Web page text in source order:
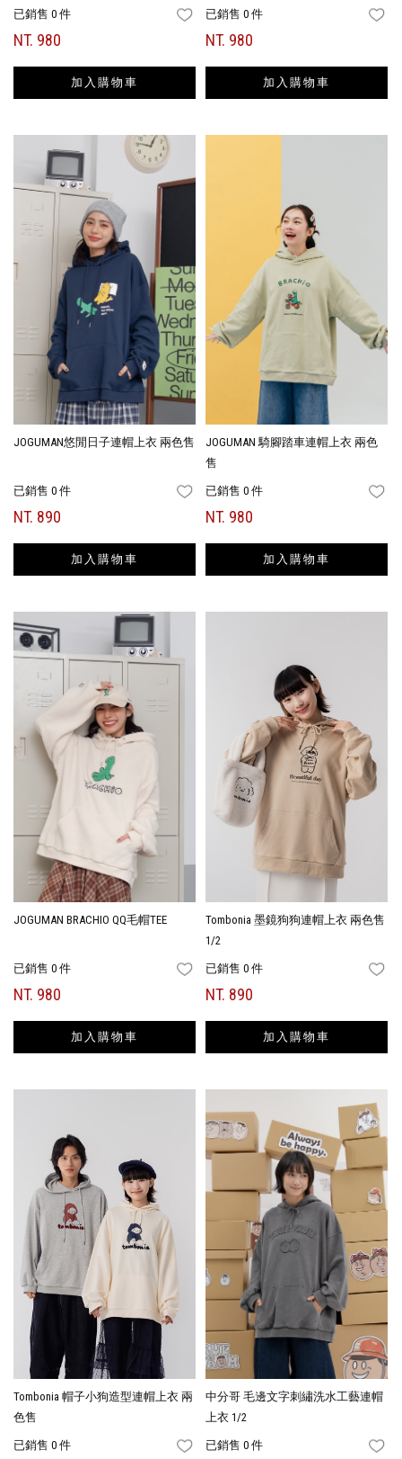
已銷售 0 件 FAVORITES
NT. 980
加入購物車
已銷售 0 件
NT. 980
加入購物車
JOGUMAN悠閒日子連帽上衣 兩色售
已銷售 0 件 FAVORITES
NT. 890
加入購物車
JOGUMAN 騎腳踏車連帽上衣 兩色
售
已銷售 0 件
NT. 980
加入購物車
JOGUMAN BRACHIO QQ毛帽TEE
已銷售 0 件 FAVORITES
NT. 980
加入購物車
Tombonia 墨鏡狗狗連帽上衣 兩色售
1/2
已銷售 0 件
NT. 890
加入購物車
Tombonia 帽子小狗造型連帽上衣 兩
色售
已銷售 0 件 FAVORITES
中分哥 毛邊文字刺繡洗水工藝連帽
上衣 1/2
已銷售 0 件